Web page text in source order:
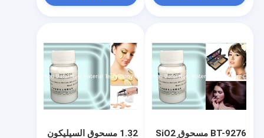
1.32 مسحوق السيليكون
BT-9276 مسحوق SiO2